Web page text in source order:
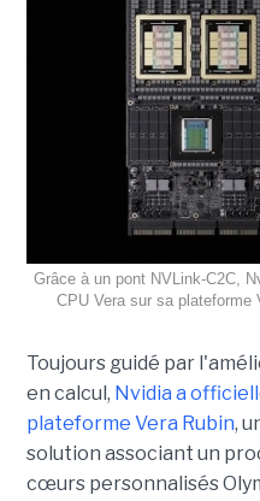
Grâce à un pont NVLink-C2C,
CPU Vera sur sa plateforme
Toujours guidé par
en calcul, Nvidia a
plateforme Vera Rubin,
solution associant un
cœurs personnalisés